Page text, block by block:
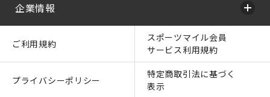
企業情報
ご利用規約
スポーツマイル会員
サービス利用規約
プライバシーポリシー
特定商取引法に基づく
表示